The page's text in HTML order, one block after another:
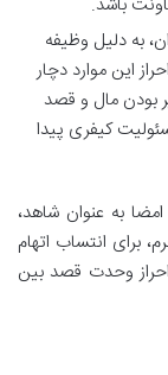
به دلیل وظیفه
این موارد دچار
بودن مال و قصد
کیفری پیدا
به عنوان شاهد،
برای انتساب اتهام
وحدت قصد بین